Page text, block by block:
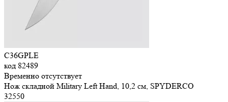
C36GPLE
код 82489
Временно отсутствует
Нож складной Military Left Hand, 10,2 см, SPYDERCO
32550